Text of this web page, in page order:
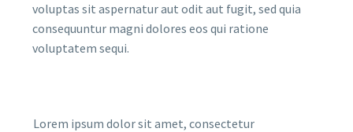
voluptas sit aspernatur aut odit aut fugit, sed quia
consequuntur magni dolores eos qui ratione
voluptatem sequi.
Lorem ipsum dolor sit amet, consectetur